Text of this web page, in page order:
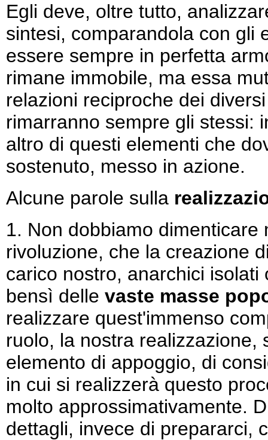
Egli deve, oltre tutto,
sintesi, comparandola con gli
essere sempre in perfetta
rimane immobile, ma essa
relazioni reciproche dei
rimarranno sempre gli stessi:
altro di questi elementi che
sostenuto, messo in azione.
Alcune parole sulla
1. Non dobbiamo
rivoluzione, che la creazione
carico nostro, anarchici
bensì delle vaste masse
realizzare quest'immenso
ruolo, la nostra realizzazione,
elemento di appoggio, di
in cui si realizzerà questo
molto approssimativamente.
dettagli, invece di prepararci,